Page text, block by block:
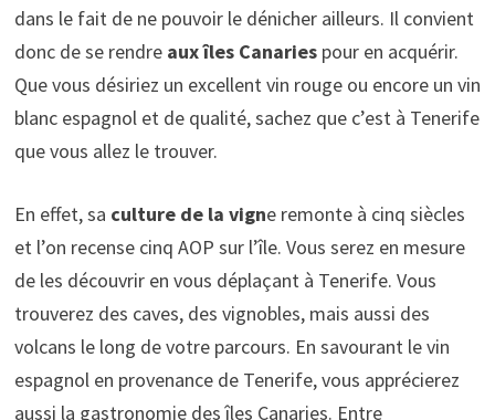
dans le fait de ne pouvoir le dénicher ailleurs. Il convient
donc de se rendreaux îles Canariespour en acquérir.
Que vous désiriez un excellent vin rouge ou encore un vin
blanc espagnol et de qualité, sachez que c’est à Tenerife
que vous allez le trouver.
En effet, sa culture de la vigne remonte à cinq siècles
et l’on recense cinq AOP sur l’île. Vous serez en mesure
de les découvrir en vous déplaçant à Tenerife. Vous
trouverez des caves, des vignobles, mais aussi des
volcans le long de votre parcours. En savourant le vin
espagnol en provenance de Tenerife, vous apprécierez
aussi la gastronomie des îles Canaries. Entre